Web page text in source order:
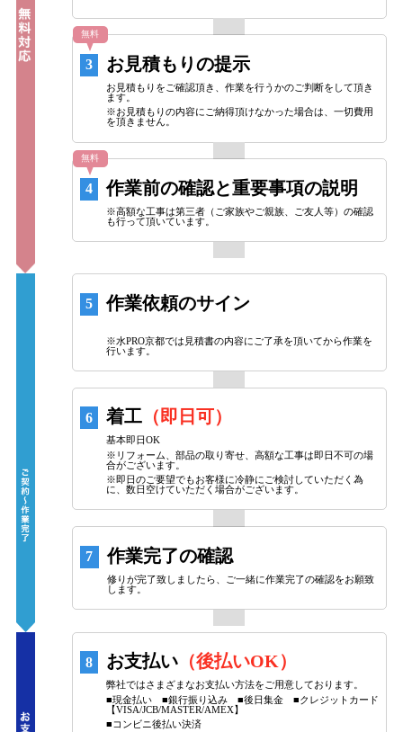
無料
3 お見積もりの提示
お見積もりをご確認頂き、作業を行うかのご判断をして頂き
ます。
※お見積もりの内容にご納得頂けなかった場合は、一切費用
を頂きません。
無料
4 作業前の確認と重要事項の説明
※高額な工事は第三者（ご家族やご親族、ご友人等）の確認
も行って頂いています。
5 作業依頼のサイン
※水PRO京都では見積書の内容にご了承を頂いてから作業を
行います。
6 着工（即日可）
基本即日OK
※リフォーム、部品の取り寄せ、高額な工事は即日不可の場
合がございます。
※即日のご要望でもお客様に冷静にご検討していただく為
に、数日空けていただく場合がございます。
7 作業完了の確認
修りが完了致しましたら、ご一緒に作業完了の確認をお願致
します。
8 お支払い（後払いOK）
弊社ではさまざまなお支払い方法をご用意しております。
■現金払い ■銀行振り込み ■後日集金 ■クレジットカード
【VISA/JCB/MASTER/AMEX】
■コンビニ後払い決済